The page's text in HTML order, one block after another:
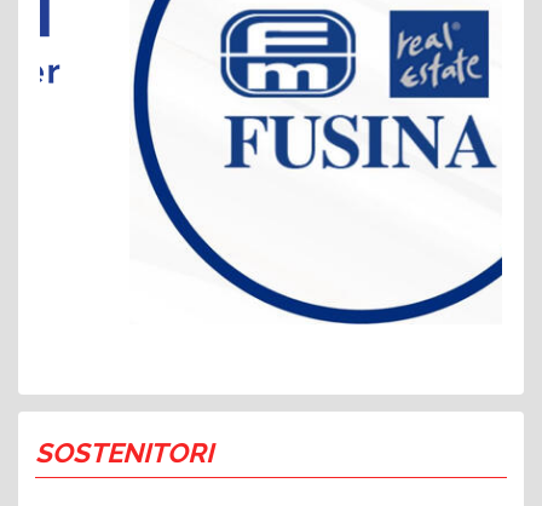
SOSTENITORI